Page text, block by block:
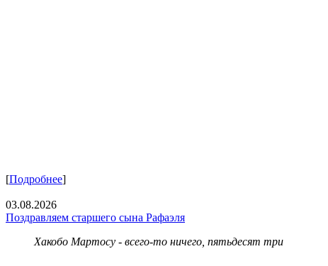
[Подробнее]
03.08.2026
Поздравляем старшего сына Рафаэля
Хакобо Мартосу - всего-то ничего, пятьдесят три